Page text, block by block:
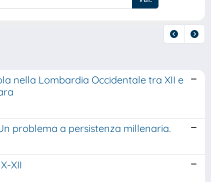
nella Lombardia Occidentale tra XII e
problema a persistenza millenaria.
XII